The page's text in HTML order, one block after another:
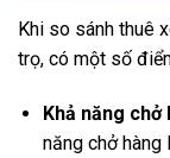
Khi so sánh thuê
trọ, có một số
Khả năng chở
năng chở